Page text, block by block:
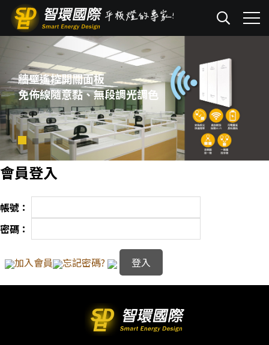
牆壁遙控開關面板
免佈線隨意黏、無段調光調色
會員登入
帳號：
密碼：
加入會員 忘記密碼?